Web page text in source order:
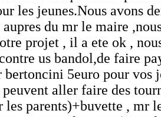
les jeunes.Nous avons
aupres du mr le maire
projet , il a ete ok ,
us bandol,de faire
bertoncini 5euro pour vos
peuvent aller faire des
les parents)+buvette , mr